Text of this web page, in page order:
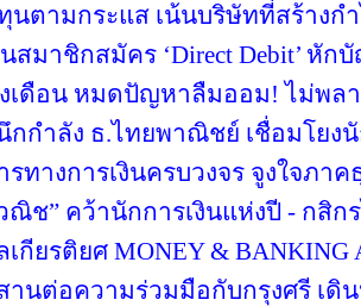
นตามกระแส เน้นบริษัทที่สร้างก
สมาชิกสมัคร ‘Direct Debit’ หั
เดือน หมดปัญหาลืมออม! ไม่พล
กกำลัง ธ.ไทยพาณิชย์ เชื่อมโยง
รทางการเงินครบวงจร จูงใจภา
ณิช” คว้านักการเงินแห่งปี - กสิ
กียรติยศ MONEY & BANKING
านต่อความร่วมมือกับกรุงศรี เดิ